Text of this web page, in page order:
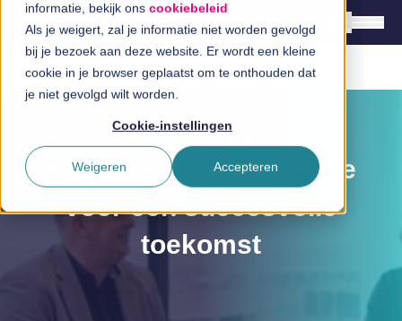
informatie, bekijk ons cookiebeleid
Als je weigert, zal je informatie niet worden gevolgd
bij je bezoek aan deze website. Er wordt een kleine
cookie in je browser geplaatst om te onthouden dat
je niet gevolgd wilt worden.
Cookie-instellingen
Accepteren
Weigeren
Nederlands
Oplossingen
Branches
InSpiratiecentrum
Technologieën
Direct in contact
Moderne werkplek
Flexibiliteit en efficiëntie
voor een succesvolle
toekomst